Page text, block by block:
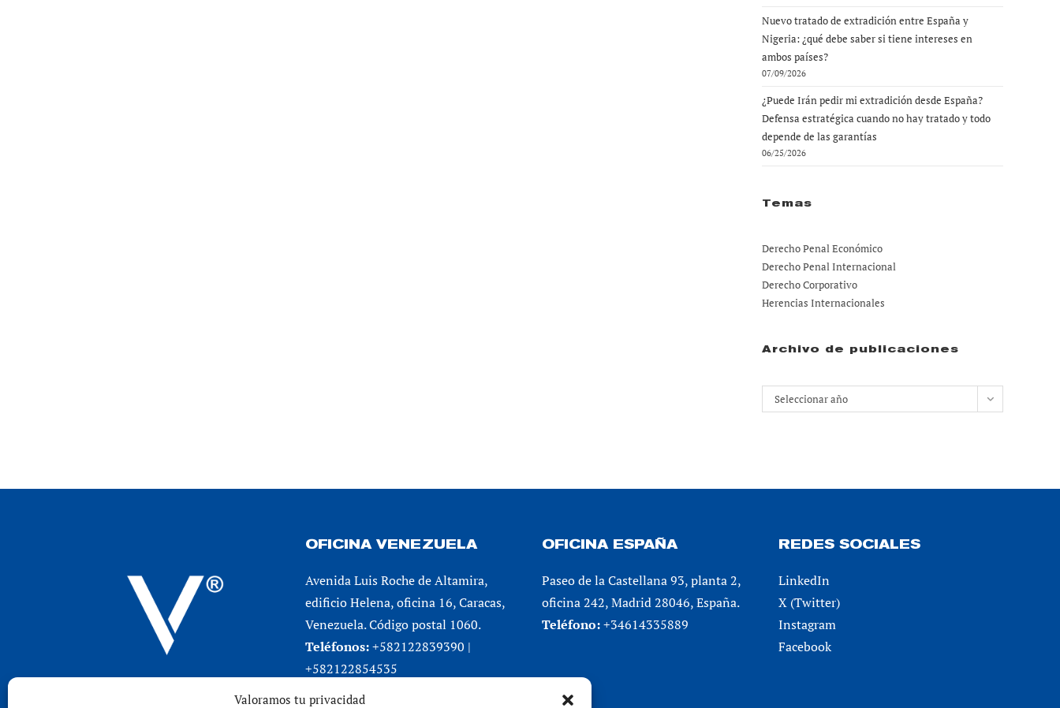
Valoramos tu privacidad
Nuevo tratado de extradición entre España y
Nigeria: ¿qué debe saber si tiene intereses en
ambos países?
07/09/2026
¿Puede Irán pedir mi extradición desde España?
Defensa estratégica cuando no hay tratado y todo
depende de las garantías
06/25/2026
Temas
Derecho Penal Económico
Derecho Penal Internacional
Derecho Corporativo
Herencias Internacionales
Archivo de publicaciones
Archivos
Seleccionar año
OFICINA VENEZUELA
Avenida Luis Roche de Altamira,
edificio Helena, oficina 16, Caracas,
Venezuela. Código postal 1060.
Teléfonos:+582122839390 |
+582122854535
OFICINA ESPAÑA
Paseo de la Castellana 93, planta 2,
oficina 242, Madrid 28046, España.
Teléfono:+34614335889
REDES SOCIALES
LinkedIn
X (Twitter)
Instagram
Facebook